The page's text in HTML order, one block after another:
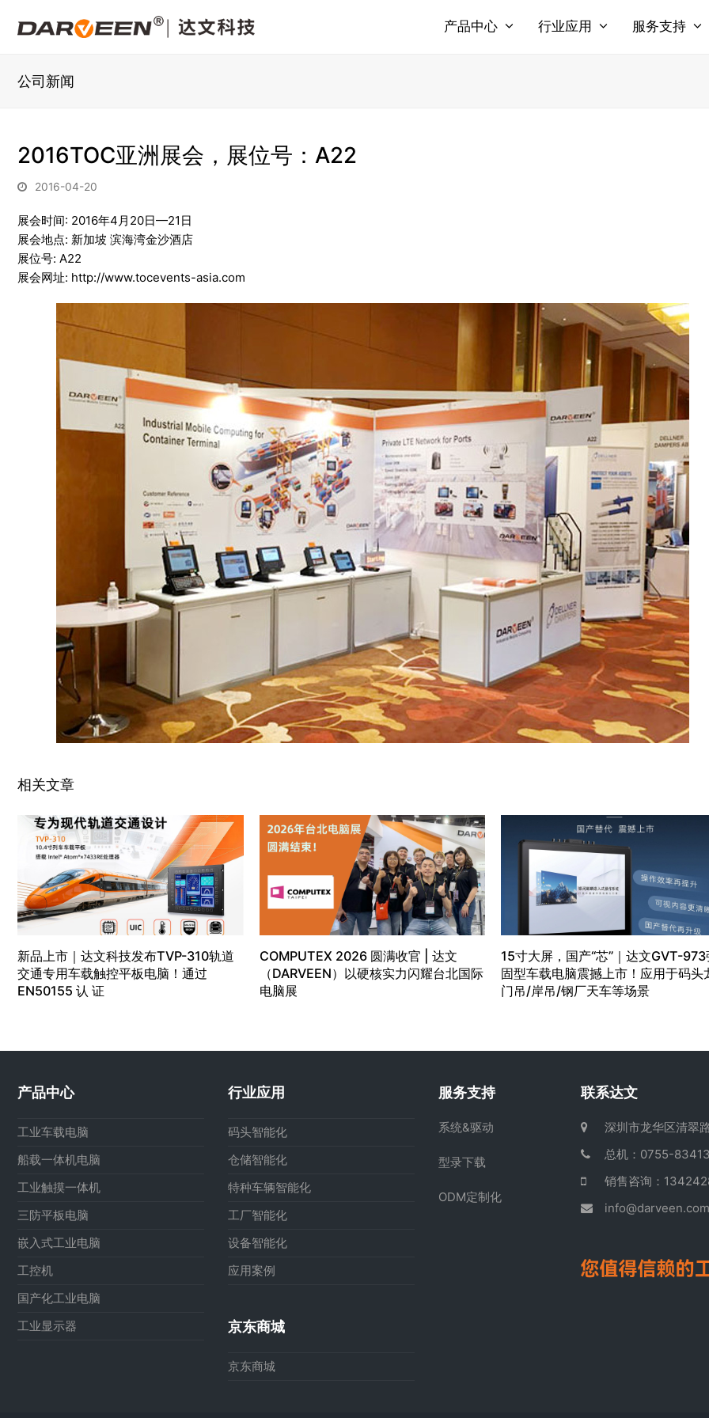
产品中心 行业应用 服务支持
公司新闻
2016TOC亚洲展会，展位号：A22
2016-04-20
展会时间: 2016年4月20日—21日
展会地点: 新加坡 滨海湾金沙酒店
展位号: A22
展会网址: http://www.tocevents-asia.com
相关文章
新品上市｜达文科技发布TVP-310轨道
交通专用车载触控平板电脑！通过
EN50155 认 证
COMPUTEX 2026 圆满收官 | 达文
（DARVEEN）以硬核实力闪耀台北国际
电脑展
15寸大屏，国产“芯”｜达文GVT-973
固型车载电脑震撼上市！应用于码头
门吊/岸吊/钢厂天车等场景
产品中心
工业车载电脑
船载一体机电脑
工业触摸一体机
三防平板电脑
嵌入式工业电脑
工控机
国产化工业电脑
工业显示器
行业应用
码头智能化
仓储智能化
特种车辆智能化
工厂智能化
设备智能化
应用案例
京东商城
京东商城
服务支持
系统&驱动
型录下载
ODM定制化
联系达文
深圳市龙华区清翠
总机：0755-
销售咨询：
info@darveen.com